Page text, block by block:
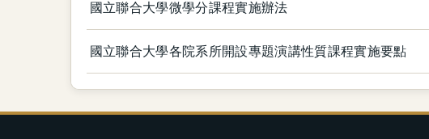
國立聯合大學微學分課程實施辦法
國立聯合大學各院系所開設專題演講性質課程實施要點